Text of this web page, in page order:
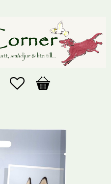
Favoriter
Kundvagn